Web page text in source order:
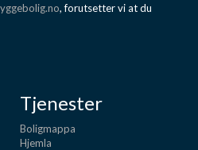
, forutsetter vi at du
Tjenester
Boligmappa
Hjemla